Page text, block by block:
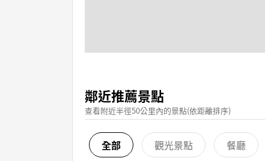
鄰近推薦景點
查看附近半徑50公里內的景點(依距離排序)
全部 觀光景點 餐廳